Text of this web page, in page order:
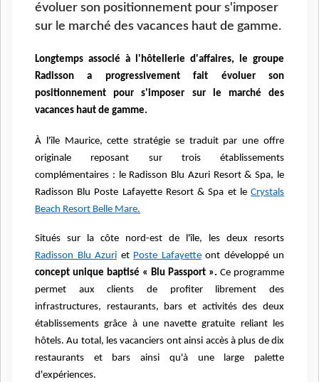
évoluer son positionnement pour s'imposer
sur le marché des vacances haut de gamme.
Longtemps associé à l'hôtellerie d'affaires, le groupe
Radisson a progressivement fait évoluer son
positionnement pour s'imposer sur le marché des
vacances haut de gamme.
À l'île Maurice, cette stratégie se traduit par une offre
originale reposant sur trois établissements
complémentaires : le Radisson Blu Azuri Resort & Spa, le
Radisson Blu Poste Lafayette Resort & Spa et le Crystals
Beach Resort Belle Mare.
Situés sur la côte nord-est de l'île, les deux resorts
Radisson Blu Azuri et Poste Lafayetteont développé un
concept unique baptisé « Blu Passport ». Ce programme
permet aux clients de profiter librement des
infrastructures, restaurants, bars et activités des deux
établissements grâce à une navette gratuite reliant les
hôtels. Au total, les vacanciers ont ainsi accès à plus de dix
restaurants et bars ainsi qu'à une large palette
d'expériences.